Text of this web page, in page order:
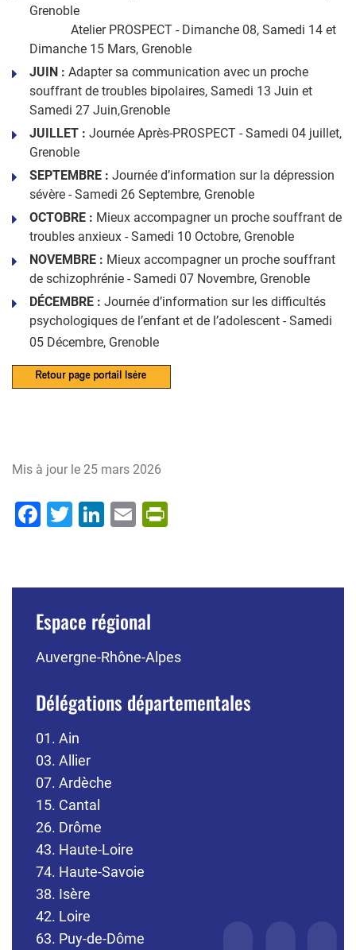
Grenoble
Atelier PROSPECT - Dimanche 08, Samedi 14 et
Dimanche 15 Mars, Grenoble
JUIN : Adapter sa communication avec un proche
souffrant de troubles bipolaires, Samedi 13 Juin et
Samedi 27 Juin,Grenoble
JUILLET : Journée Après-PROSPECT - Samedi 04 juillet,
Grenoble
SEPTEMBRE : Journée d’information sur la dépression
sévère - Samedi 26 Septembre, Grenoble
OCTOBRE : Mieux accompagner un proche souffrant de
troubles anxieux - Samedi 10 Octobre, Grenoble
NOVEMBRE : Mieux accompagner un proche souffrant
de schizophrénie - Samedi 07 Novembre, Grenoble
DÉCEMBRE : Journée d’information sur les difficultés
psychologiques de l’enfant et de l’adolescent - Samedi
05 Décembre, Grenoble
Mis à jour le 25 mars 2026
Facebook
Twitter
LinkedIn
Email
Espace régional
Auvergne-Rhône-Alpes
Délégations départementales
01. Ain
03. Allier
07. Ardèche
15. Cantal
26. Drôme
43. Haute-Loire
74. Haute-Savoie
38. Isère
42. Loire
63. Puy-de-Dôme